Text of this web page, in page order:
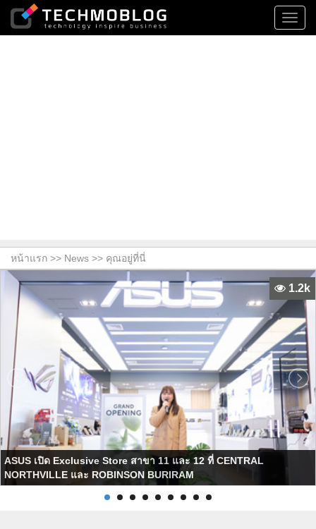
หน้าแรก >> News >> คุณอยู่ที่นี่
ASUS เปิด Exclusive Store สาขา 11 และ 12 ที่ CENTRAL
NORTHVILLE และ ROBINSON BURIRAM
1.2k